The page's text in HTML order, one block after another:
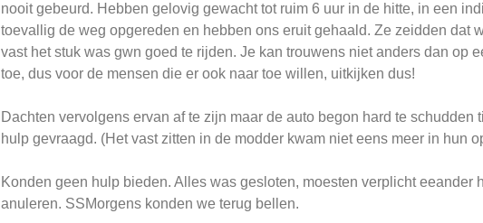
nooit gebeurd. Hebben gelovig gewacht tot ruim 6 uur in de hitte, in een
toevallig de weg opgereden en hebben ons eruit gehaald. Ze zeidden dat
vast het stuk was gwn goed te rijden. Je kan trouwens niet anders dan op
toe, dus voor de mensen die er ook naar toe willen, uitkijken dus!
Dachten vervolgens ervan af te zijn maar de auto begon hard te
hulp gevraagd. (Het vast zitten in de modder kwam niet eens meer in hun
Konden geen hulp bieden. Alles was gesloten, moesten verplicht eeander
anuleren. SSMorgens konden we terug bellen.